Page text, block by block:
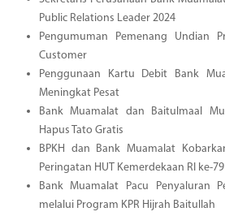
Public Relations Leader 2024
Pengumuman Pemenang Undian
Customer
Penggunaan Kartu Debit Bank
Meningkat Pesat
Bank Muamalat dan Baitulmaal
Hapus Tato Gratis
BPKH dan Bank Muamalat
Peringatan HUT Kemerdekaan RI ke-79
Bank Muamalat Pacu Penyaluran
melalui Program KPR Hijrah Baitullah